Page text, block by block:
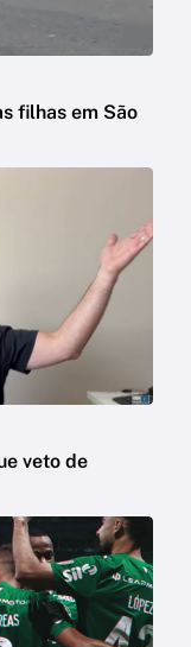
filhas em São
veto de